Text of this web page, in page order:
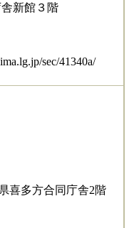
新館３階
sec/41340a/
喜多方合同庁舎2階